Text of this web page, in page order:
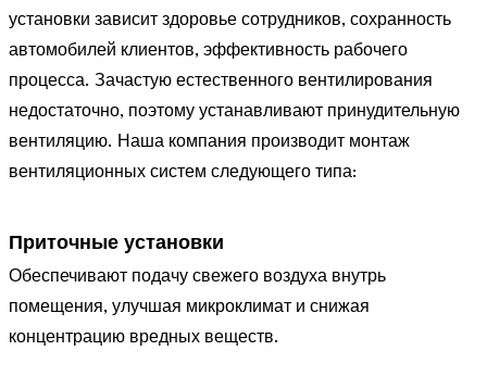
установки зависит здоровье сотрудников, сохранность
автомобилей клиентов, эффективность рабочего
процесса. Зачастую естественного вентилирования
недостаточно, поэтому устанавливают принудительную
вентиляцию. Наша компания производит монтаж
вентиляционных систем следующего типа:
Приточные установки
Обеспечивают подачу свежего воздуха внутрь
помещения, улучшая микроклимат и снижая
концентрацию вредных веществ.